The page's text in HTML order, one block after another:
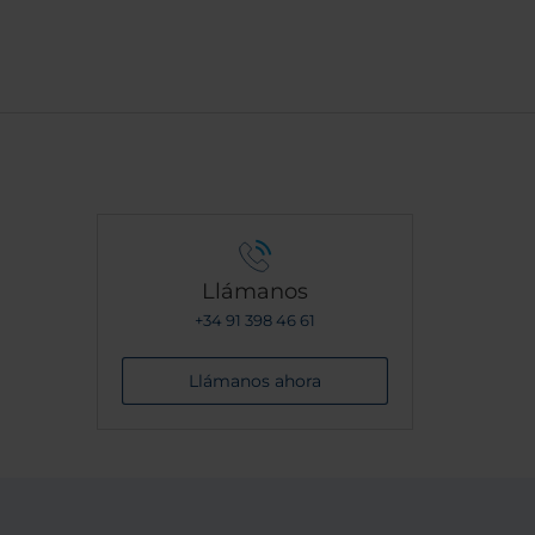
Llámanos
+34 91 398 46 61
Llámanos ahora